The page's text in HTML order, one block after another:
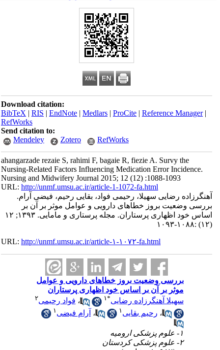
Download citation:
BibTeX|RIS|EndNote|Medlars|ProCite|Reference Manager
RefWorks
Send citation to:
Mendeley
Zotero RefWorks
ahangarzade rezaie S, rahimi F, bagaie R, fiezie A. Survy the
Nursing-Related Factors Influencing Medication Error Incidence.
Nursing and Midwifery Journal 2015; 12 (12) :1088-1093
URL:http://unmf.umsu.ac.ir/article-1-1072-fa.html
آهنگرزاده رضایی سهیلا، رحیمی فواد، بقایی رحیم، فیضی آرام.
بررسی وضعیت بروز خطاهای دارویی و عوامل موثر بر آن بر
اساس خود اظهاری پرستاران. مجله پرستاری و مامایی. ۱۳۹۳; ۱۲
URL:http://unmf.umsu.ac.ir/article-۱-۱۰۷۲-fa.html
بررسی وضعیت بروز خطاهای دارویی و عوامل
موثر بر آن بر اساس خود اظهاری پرستاران
سهیلا آهنگرزاده رضایی
۱ ،فواد رحیمی
،رحیم بقایی ،آرام فیضی